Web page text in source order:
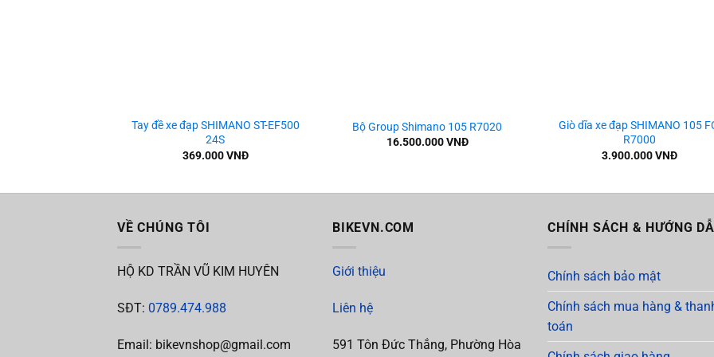
Tay đề xe đạp SHIMANO ST-EF500
24S
369.000VNĐ
Bộ Group Shimano 105 R7020
16.500.000VNĐ
Giò dĩa xe đạp SHIMANO 105
R7000
3.900.000VNĐ
VỀ CHÚNG TÔI
HỘ KD TRẦN VŨ KIM HUYÊN
SĐT: 0789.474.988
Email: bikevnshop@gmail.com
BIKEVN.COM
Giới thiệu
Liên hệ
591 Tôn Đức Thắng, Phường Hòa
CHÍNH SÁCH & HƯỚNG
Chính sách bảo mật
Chính sách mua hàng &
toán